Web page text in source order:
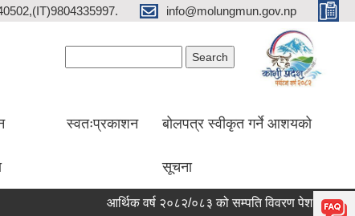
info@molungmun.gov.np
स्वतःप्रकाशन बोलपत्र स्वीकृत गर्ने आशयको
सूचना
आर्थिक वर्ष २०८२/०८३ को सम्पति विवरण पेश गर्ने सम्बन्धी